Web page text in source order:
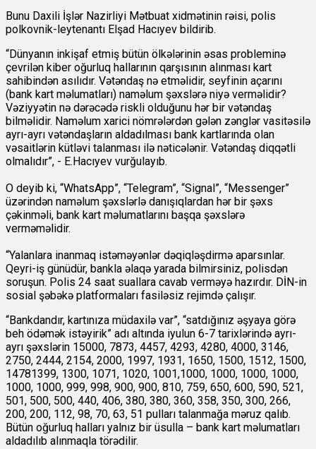
Bunu Daxili İşlər Nazirliyi Mətbuat xidmətinin rəisi, polis
polkovnik-leytenantı Elşad Hacıyev bildirib.
“Dünyanın inkişaf etmiş bütün ölkələrinin əsas probleminə
çevrilən kiber oğurluq hallarının qarşısının alınması kart
sahibindən asılıdır. Vətəndaş nə etməlidir, seyfinin açarını
(bank kart məlumatları) naməlum şəxslərə niyə verməlidir?
Vəziyyətin nə dərəcədə riskli olduğunu hər bir vətəndaş
bilməlidir. Naməlum xarici nömrələrdən gələn zənglər vasitəsilə
ayrı-ayrı vətəndaşların aldadılması bank kartlarında olan
vəsaitlərin kütləvi talanması ilə nəticələnir. Vətəndaş diqqətli
olmalıdır”, - E.Hacıyev vurğulayıb.
O deyib ki, “WhatsApp”, “Telegram”, “Signal”, “Messenger”
üzərindən naməlum şəxslərlə danışıqlardan hər bir şəxs
çəkinməli, bank kart məlumatlarını başqa şəxslərə
verməməlidir.
“Yalanlara inanmaq istəməyənlər dəqiqləşdirmə aparsınlar.
Qeyri-iş günüdür, bankla əlaqə yarada bilmirsiniz, polisdən
soruşun. Polis 24 saat suallara cavab verməyə hazırdır. DİN-in
sosial şəbəkə platformaları fasiləsiz rejimdə çalışır.
“Bankdandır, kartınıza müdaxilə var”, “satdığınız əşyaya görə
beh ödəmək istəyirik” adı altında iyulun 6-7 tarixlərində ayrı-
ayrı şəxslərin 15000, 7873, 4457, 4293, 4280, 4000, 3146,
2750, 2444, 2154, 2000, 1997, 1931, 1650, 1500, 1512, 1500,
14781399, 1300, 1071, 1020, 1001,1000, 1000, 1000, 1000,
1000, 1000, 999, 998, 900, 900, 810, 759, 650, 600, 590, 521,
501, 500, 500, 440, 406, 380, 380, 360, 358, 350, 300, 266,
200, 200, 112, 98, 70, 63, 51 pulları talanmağa məruz qalıb.
Bütün oğurluq halları yalnız bir üsulla – bank kart məlumatları
aldadılıb alınmaqla törədilir.